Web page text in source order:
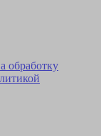
обработку